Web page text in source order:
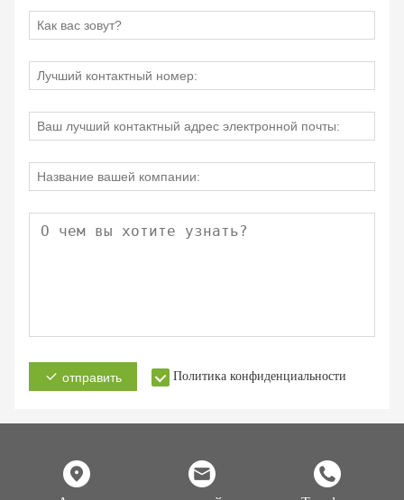
отправить Политика конфиденциальности